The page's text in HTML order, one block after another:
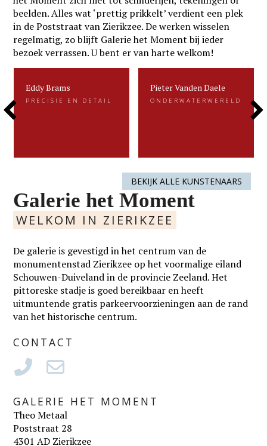
beelden. Alles wat ‘prettig prikkelt’ verdient een plek
in de Poststraat van Zierikzee. De werken wisselen
regelmatig, zo blijft Galerie het Moment bij ieder
bezoek verrassen. U bent er van harte welkom!
Eddy Brams
PRECISIE EN DETAIL
Pieter Vanden Daele
ONDERWATERWERELD
Pieter Vanden Daele
Next
BEKIJK ALLE KUNSTENAARS
Galerie het Moment
WELKOM IN ZIERIKZEE
De galerie is gevestigd in het centrum van de
monumentenstad Zierikzee op het voormalige eiland
Schouwen-Duiveland in de provincie Zeeland. Het
pittoreske stadje is goed bereikbaar en heeft
uitmuntende gratis parkeervoorzieningen aan de rand
van het historische centrum.
CONTACT
GALERIE HET MOMENT
Theo Metaal
Poststraat 28
4301 AD Zierikzee